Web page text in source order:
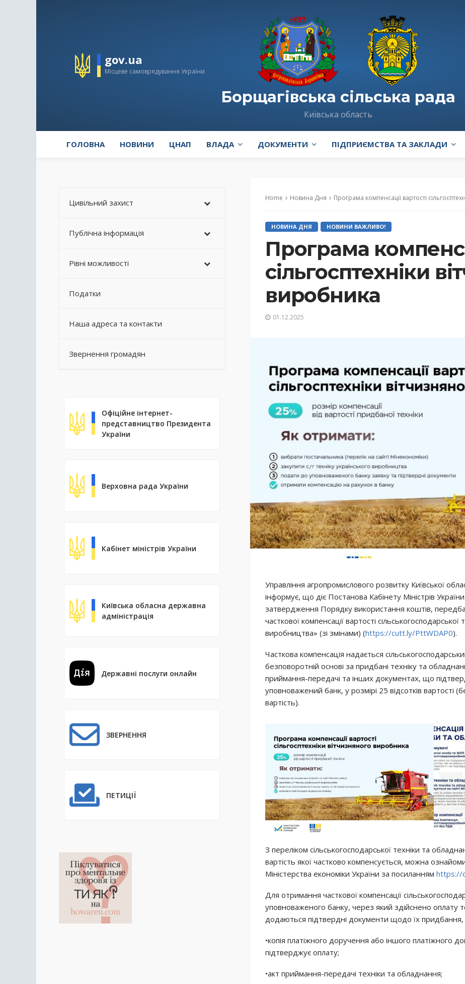
gov.ua
Місцеве самоврядування України
Борщагівська сільська рада
Київська область
ГОЛОВНА НОВИНИ ЦНАП ВЛАДА ДОКУМЕНТИ ПІДПРИЄМСТВА ТА ЗАКЛАДИ
Home Новина Дня Програма компенсації вартості
НОВИНА ДНЯ НОВИНИ ВАЖЛИВО!
Програма
сільгосптехніки
виробника
01.12.2025
Управління агропромислового розвитку Київської
інформує, що діє Постанова Кабінету Міністрів
затвердження Порядку використання коштів,
часткової компенсації вартості
виробництва» (зі змінами) (https://cutt.ly/PttWDAP0).
Часткова компенсація надається
безповоротній основі за придбані техніку та
приймання-передачі та інших документах, що
уповноважений банк, у розмірі 25 відсотків вартості
вартість).
З переліком сільськогосподарської техніки та
вартість якої частково компенсується, можна
Міністерства економіки України за посиланням https://
Для отримання часткової компенсації
уповноваженого банку, через який здійснено оплату
додаються підтвердні документи щодо їх придбання,
•копія платіжного доручення або іншого платіжного
підтверджує оплату;
•акт приймання-передачі техніки та обладнання;
Цивільний захист
Публічна інформація
Рівні можливості
Податки
Наша адреса та контакти
Звернення громадян
Офіційне інтернет-
представництво Президента
України
Верховна рада України
Кабінет міністрів України
Київська обласна державна
адміністрація
Державні послуги онлайн
ЗВЕРНЕННЯ
ПЕТИЦІЇ